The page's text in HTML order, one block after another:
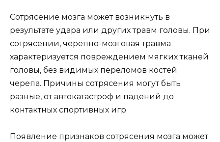
Сотрясение мозга может возникнуть в
результате удара или других травм головы. При
сотрясении, черепно-мозговая травма
характеризуется повреждением мягких тканей
головы, без видимых переломов костей
черепа. Причины сотрясения могут быть
разные, от автокатастроф и падений до
контактных спортивных игр.
Появление признаков сотрясения мозга может